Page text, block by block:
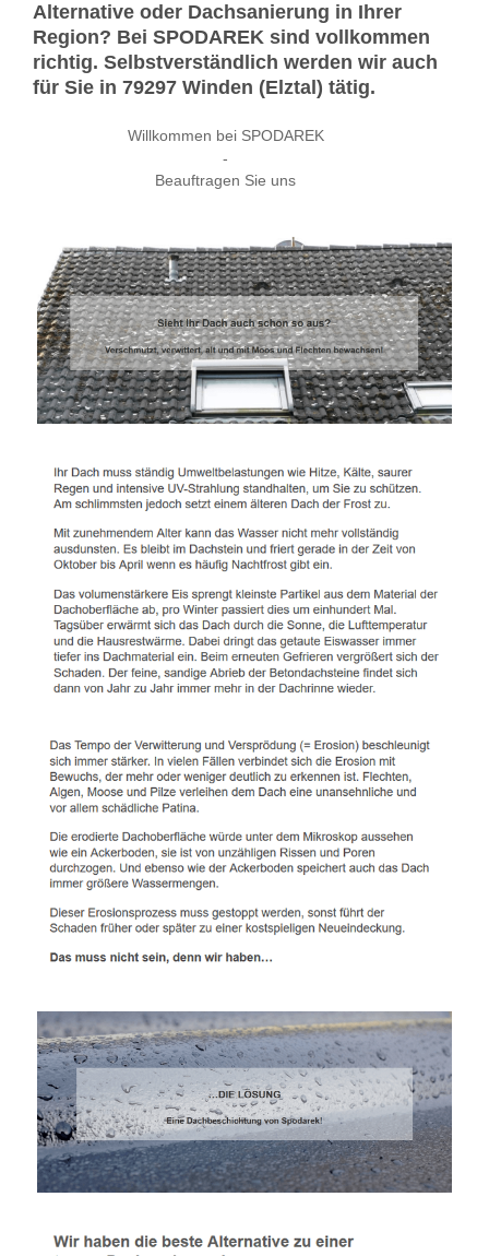
Alternative oder Dachsanierung in Ihrer
Region? Bei SPODAREK sind vollkommen
richtig. Selbstverständlich werden wir auch
für Sie in 79297 Winden (Elztal) tätig.
Willkommen bei SPODAREK
-
Beauftragen Sie uns